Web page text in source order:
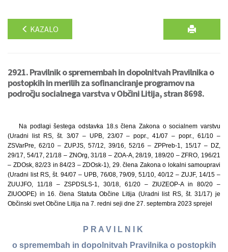
KAZALO
2921. Pravilnik o spremembah in dopolnitvah Pravilnika o
postopkih in merilih za sofinanciranje programov na
področju socialnega varstva v Občini Litija, stran 8698.
Na podlagi šestega odstavka 18.s člena Zakona o socialnem varstvu
(Uradni list RS, št. 3/07 – UPB, 23/07 – popr., 41/07 – popr., 61/10 –
ZSVarPre, 62/10 – ZUPJS, 57/12, 39/16, 52/16 – ZPPreb-1, 15/17 – DZ,
29/17, 54/17, 21/18 – ZNOrg, 31/18 – ZOA-A, 28/19, 189/20 – ZFRO, 196/21
– ZDOsk, 82/23 in 84/23 – ZDOsk-1), 29. člena Zakona o lokalni samoupravi
(Uradni list RS, št. 94/07 – UPB, 76/08, 79/09, 51/10, 40/12 – ZUJF, 14/15 –
ZUUJFO, 11/18 – ZSPDSLS-1, 30/18, 61/20 – ZIUZEOP-A in 80/20 –
ZIUOOPE) in 16. člena Statuta Občine Litija (Uradni list RS, št. 31/17) je
Občinski svet Občine Litija na 7. redni seji dne 27. septembra 2023 sprejel
P R A V I L N I K
o spremembah in dopolnitvah Pravilnika o postopkih